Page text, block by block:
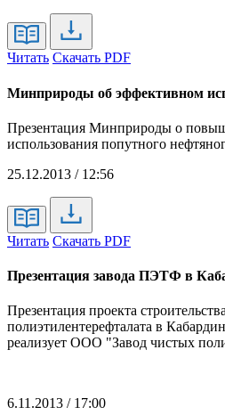
Читать Скачать PDF
Минприроды об эффективном
Презентация Минприроды о
использования попутного
25.12.2013 / 12:56
Читать Скачать PDF
Презентация завода ПЭТФ в
Презентация проекта
полиэтилентерефталата в
реализует ООО "Завод чистых
6.11.2013 / 17:00